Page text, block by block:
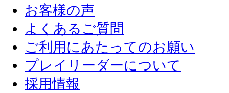
お客様の声
よくあるご質問
ご利用にあたってのお願い
プレイリーダーについて
採用情報